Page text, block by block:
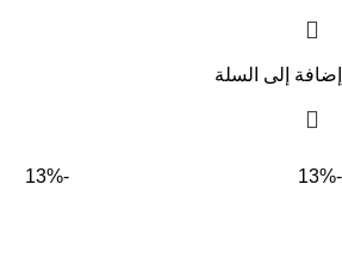
إضافة إلى السلة
-13%
-13%